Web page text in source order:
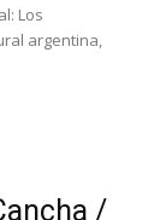
Los
argentina,
/